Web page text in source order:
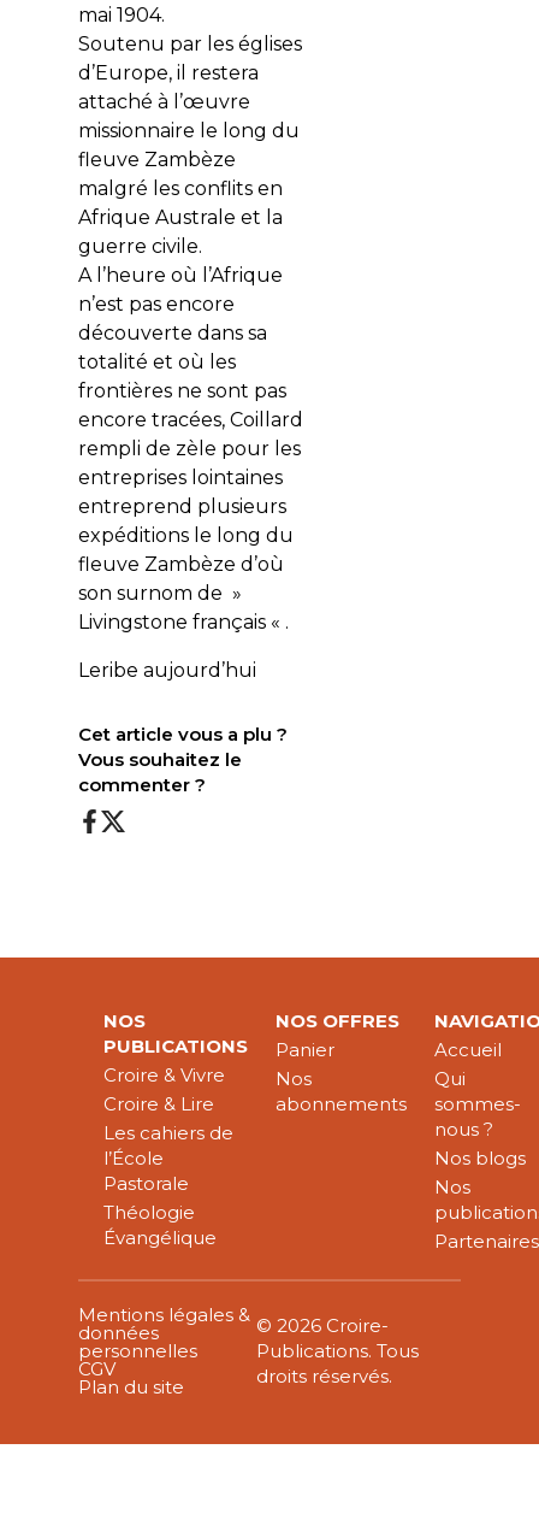
mai 1904.
Soutenu par les églises
d’Europe, il restera
attaché à l’œuvre
missionnaire le long du
fleuve Zambèze
malgré les conflits en
Afrique Australe et la
guerre civile.
A l’heure où l’Afrique
n’est pas encore
découverte dans sa
totalité et où les
frontières ne sont pas
encore tracées, Coillard
rempli de zèle pour les
entreprises lointaines
entreprend plusieurs
expéditions le long du
fleuve Zambèze d’où
son surnom de »
Livingstone français « .
Leribe aujourd’hui
Cet article vous a plu ?
Vous souhaitez le
commenter ?
NOS
PUBLICATIONS
Croire & Vivre
Croire & Lire
Les cahiers de
l’École
Pastorale
Théologie
Évangélique
NOS OFFRES
Panier
Nos
abonnements
Accueil
Qui
sommes-
nous ?
Nos blogs
Nos
Partenaires
Mentions légales &
données
personnelles
CGV
Plan du site
© 2026 Croire-
Publications. Tous
droits réservés.